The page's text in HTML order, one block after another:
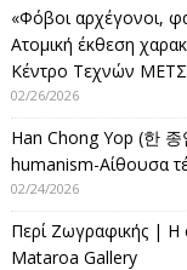
«Φόβοι αρχέγονοι,
Ατομική έκθεση
Κέντρο Τεχνών ΜΕΤΣ
02/26/2026
Han Chong Yop (한
humanism-Αίθουσα
02/24/2026
Περί Ζωγραφικής |
Mataroa Gallery